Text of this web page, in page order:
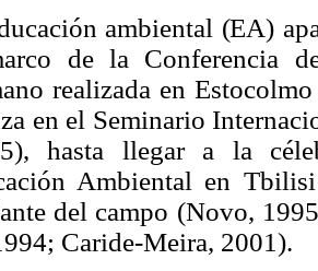
ambiental (EA)
de la Conferencia
realizada en
en el Seminario
hasta llegar a la
Ambiental en
del campo (Novo,
Caride-Meira, 2001).